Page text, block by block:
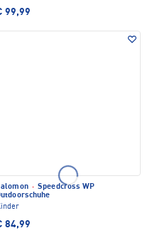
99,99
· Speedcross WP
84,99